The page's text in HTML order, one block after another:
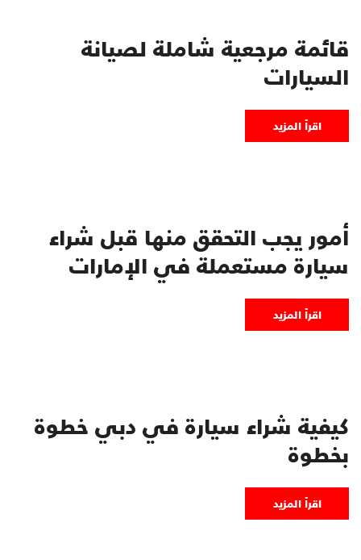
قائمة مرجعية شاملة لصيانة
السيارات
اقرأ المزيد
أمور يجب التحقق منها قبل شراء
سيارة مستعملة في الإمارات
اقرأ المزيد
كيفية شراء سيارة في دبي خطوة
بخطوة
اقرأ المزيد